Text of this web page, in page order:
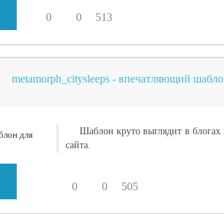
0 0 513
metamorph_citysleeps - впечатляющий
Шаблон круто выглядит в
сайта.
0 0 505